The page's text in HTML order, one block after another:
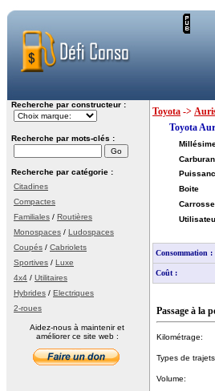
Recherche par constructeur :
Recherche par mots-clés :
Recherche par catégorie :
Citadines
Compactes
Familiales / Routières
Monospaces / Ludospaces
Coupés / Cabriolets
Sportives / Luxe
4x4 / Utilitaires
Hybrides / Electriques
2-roues
Aidez-nous à maintenir et
améliorer ce site web :
Toyota ->
Toyota
Boite
Consommation :
Coût :
Passage à la
Kilométrage:
Types de
Volume: